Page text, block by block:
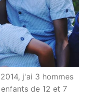
j'ai 3 hommes
de 12 et 7